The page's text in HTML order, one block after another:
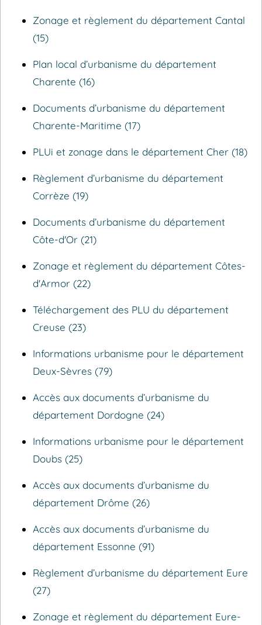
Zonage et règlement du département Cantal
(15)
Plan local d’urbanisme du département
Charente (16)
Documents d’urbanisme du département
Charente-Maritime (17)
PLUi et zonage dans le département Cher (18)
Règlement d’urbanisme du département
Corrèze (19)
Documents d’urbanisme du département
Côte-d'Or (21)
Zonage et règlement du département Côtes-
d'Armor (22)
Téléchargement des PLU du département
Creuse (23)
Informations urbanisme pour le département
Deux-Sèvres (79)
Accès aux documents d’urbanisme du
département Dordogne (24)
Informations urbanisme pour le département
Doubs (25)
Accès aux documents d’urbanisme du
département Drôme (26)
Accès aux documents d’urbanisme du
département Essonne (91)
Règlement d’urbanisme du département Eure
(27)
Zonage et règlement du département Eure-